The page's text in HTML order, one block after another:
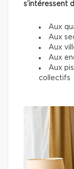
s’intéressent
Aux
Aux
Aux
Aux
Aux
collectifs